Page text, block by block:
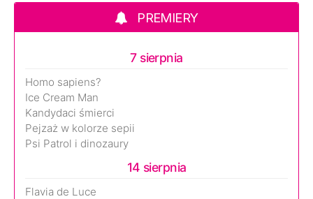
PREMIERY
7 sierpnia
Homo sapiens?
Ice Cream Man
Kandydaci śmierci
Pejzaż w kolorze sepii
Psi Patrol i dinozaury
14 sierpnia
Flavia de Luce